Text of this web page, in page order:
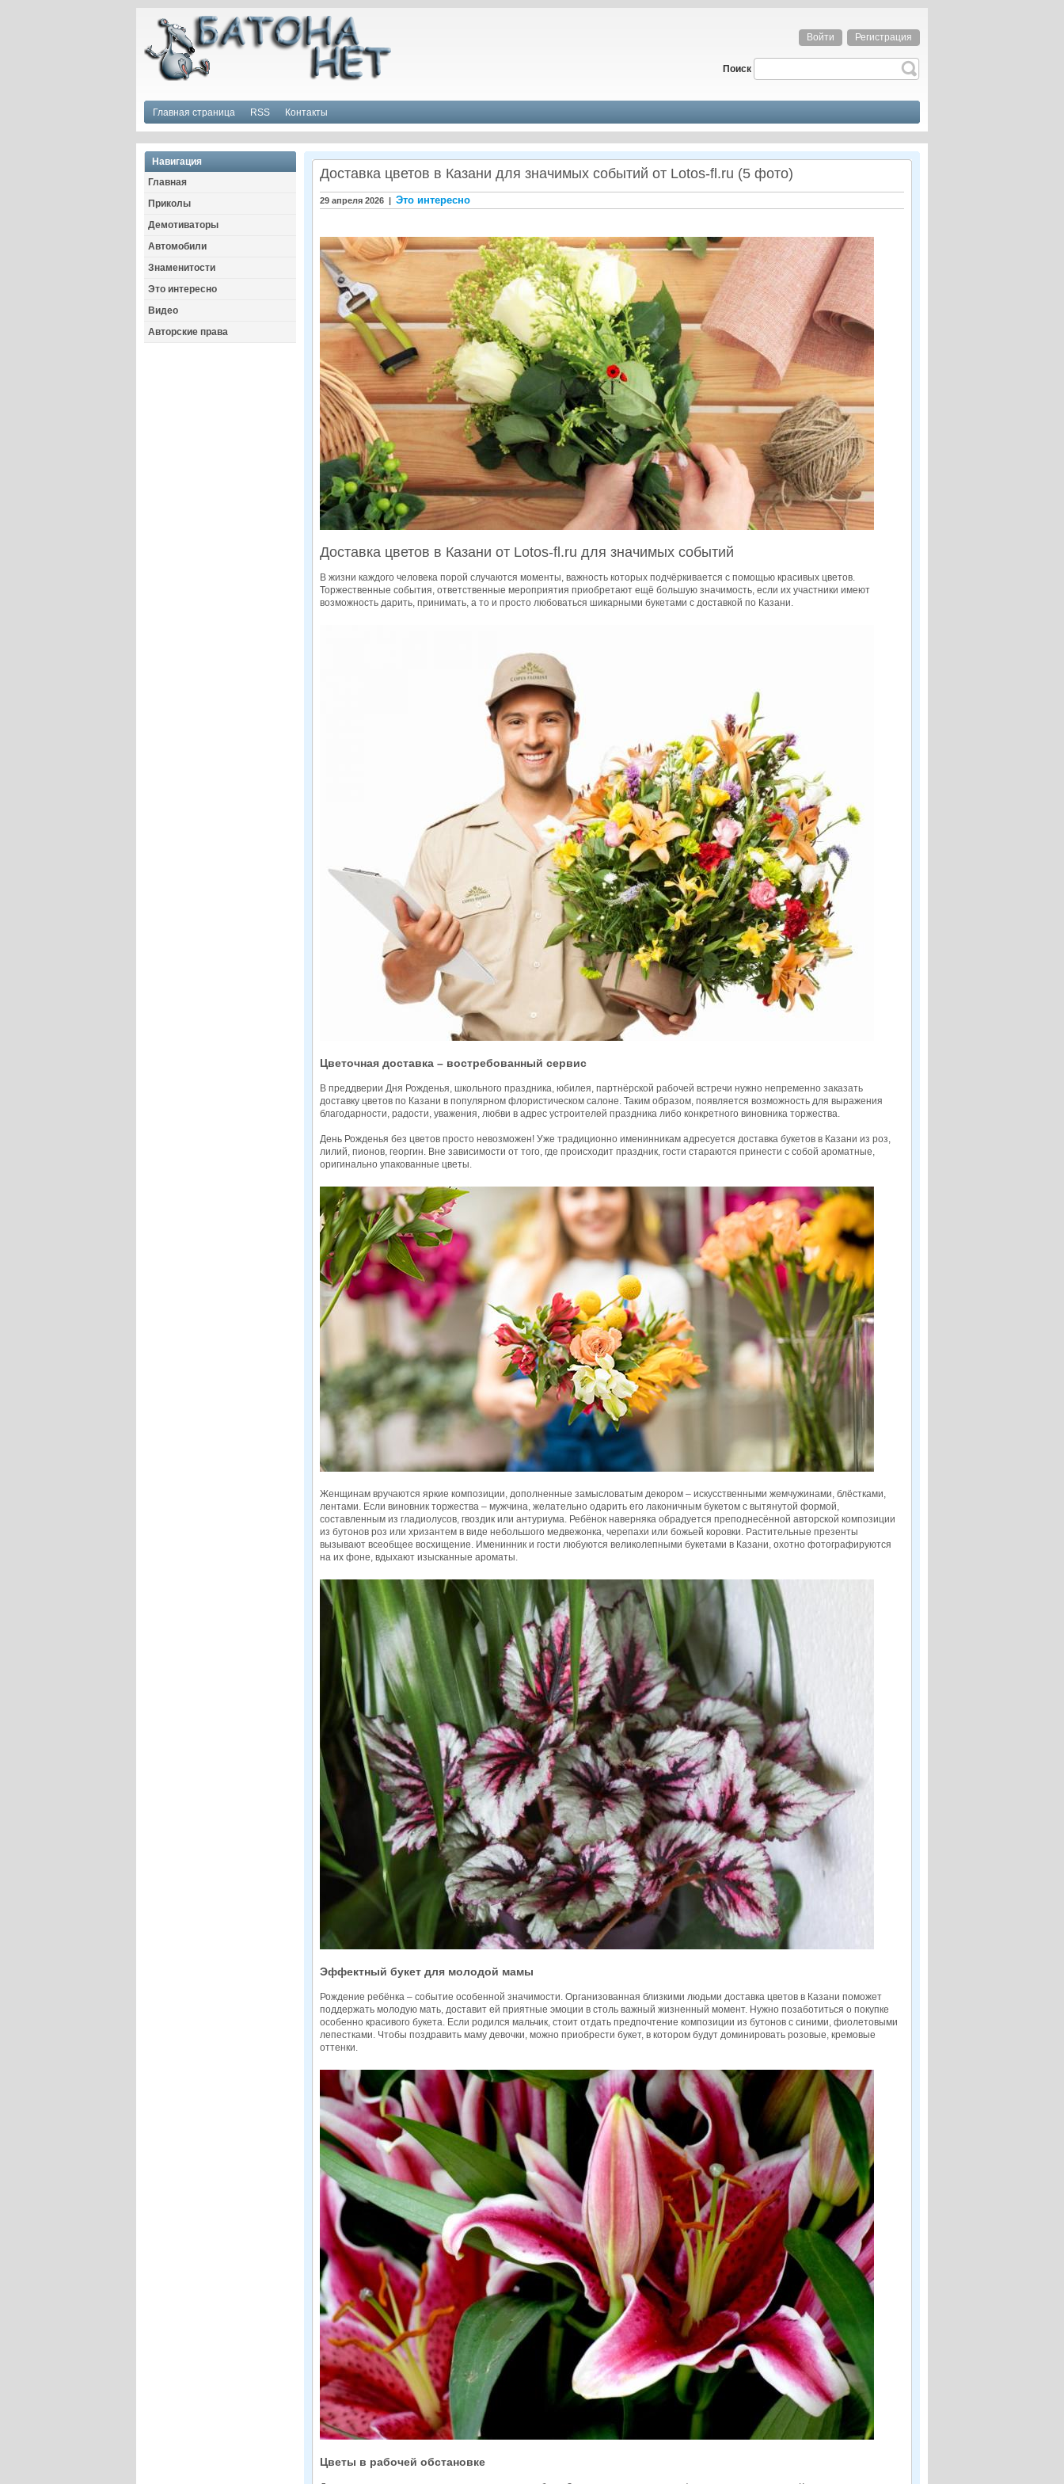
Войти Регистрация
Поиск
Главная страница RSS Контакты
Навигация
Главная
Приколы
Демотиваторы
Автомобили
Знаменитости
Это интересно
Видео
Авторские права
Доставка цветов в Казани для значимых событий от Lotos-fl.ru (5 фото)
29 апреля 2026 | Это интересно
Доставка цветов в Казани от Lotos-fl.ru для значимых событий
В жизни каждого человека порой случаются моменты, важность которых подчёркивается с помощью красивых цветов.
Торжественные события, ответственные мероприятия приобретают ещё большую значимость, если их участники имеют
возможность дарить, принимать, а то и просто любоваться шикарными букетами с доставкой по Казани.
Цветочная доставка – востребованный сервис
В преддверии Дня Рожденья, школьного праздника, юбилея, партнёрской рабочей встречи нужно непременно заказать
доставку цветов по Казани в популярном флористическом салоне. Таким образом, появляется возможность для выражения
благодарности, радости, уважения, любви в адрес устроителей праздника либо конкретного виновника торжества.
День Рожденья без цветов просто невозможен! Уже традиционно именинникам адресуется доставка букетов в Казани из роз,
лилий, пионов, георгин. Вне зависимости от того, где происходит праздник, гости стараются принести с собой ароматные,
оригинально упакованные цветы.
Женщинам вручаются яркие композиции, дополненные замысловатым декором – искусственными жемчужинами, блёстками,
лентами. Если виновник торжества – мужчина, желательно одарить его лаконичным букетом с вытянутой формой,
составленным из гладиолусов, гвоздик или антуриума. Ребёнок наверняка обрадуется преподнесённой авторской композиции
из бутонов роз или хризантем в виде небольшого медвежонка, черепахи или божьей коровки. Растительные презенты
вызывают всеобщее восхищение. Именинник и гости любуются великолепными букетами в Казани, охотно фотографируются
на их фоне, вдыхают изысканные ароматы.
Эффектный букет для молодой мамы
Рождение ребёнка – событие особенной значимости. Организованная близкими людьми доставка цветов в Казани поможет
поддержать молодую мать, доставит ей приятные эмоции в столь важный жизненный момент. Нужно позаботиться о покупке
особенно красивого букета. Если родился мальчик, стоит отдать предпочтение композиции из бутонов с синими, фиолетовыми
лепестками. Чтобы поздравить маму девочки, можно приобрести букет, в котором будут доминировать розовые, кремовые
оттенки.
Цветы в рабочей обстановке